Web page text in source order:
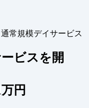
常規模デイサービス
ビスを開
円